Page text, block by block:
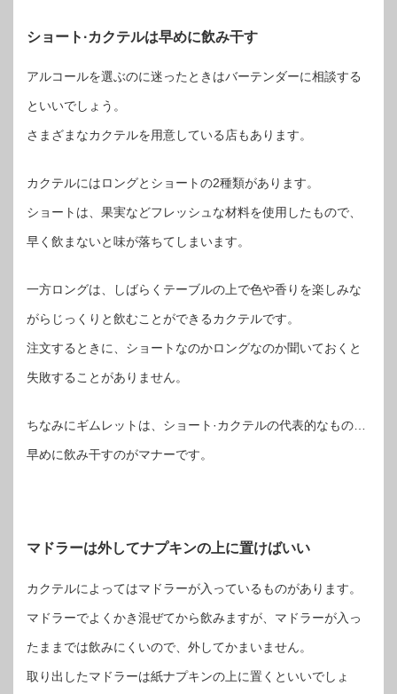
ショート·カクテルは早めに飲み干す
アルコールを選ぶのに迷ったときはバーテンダーに相談する
といいでしょう。
さまざまなカクテルを用意している店もあります。
カクテルにはロングとショートの2種類があります。
ショートは、果実などフレッシュな材料を使用したもので、
早く飲まないと味が落ちてしまいます。
一方ロングは、しばらくテーブルの上で色や香りを楽しみな
がらじっくりと飲むことができるカクテルです。
注文するときに、ショートなのかロングなのか聞いておくと
失敗することがありません。
ちなみにギムレットは、ショート·カクテルの代表的なもの…
早めに飲み干すのがマナーです。
マドラーは外してナプキンの上に置けばいい
カクテルによってはマドラーが入っているものがあります。
マドラーでよくかき混ぜてから飲みますが、マドラーが入っ
たままでは飲みにくいので、外してかまいません。
取り出したマドラーは紙ナプキンの上に置くといいでしょ